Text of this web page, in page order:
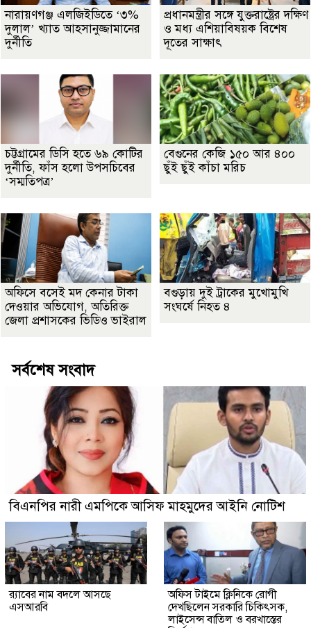
নারায়ণগঞ্জ এলজিইডিতে ‘৩%
দুলাল’ খ্যাত আহসানুজ্জামানের
দুর্নীতি
প্রধানমন্ত্রীর সঙ্গে যুক্তরাষ্ট্রের দক্ষিণ
ও মধ্য এশিয়াবিষয়ক বিশেষ
দূতের সাক্ষাৎ
চট্টগ্রামের ডিসি হতে ৬৯ কোটির
দুর্নীতি, ফাঁস হলো উপসচিবের
‘সম্মতিপত্র’
বেগুনের কেজি ১৫০ আর ৪০০
ছুঁই ছুঁই কাঁচা মরিচ
অফিসে বসেই মদ কেনার টাকা
দেওয়ার অভিযোগ, অতিরিক্ত
জেলা প্রশাসকের ভিডিও ভাইরাল
বগুড়ায় দুই ট্রাকের মুখোমুখি
সংঘর্ষে নিহত ৪
সর্বশেষ সংবাদ
বিএনপির নারী এমপিকে আসিফ মাহমুদের আইনি নোটিশ
র‍্যাবের নাম বদলে আসছে
এসআরবি
অফিস টাইমে ক্লিনিকে রোগী
দেখছিলেন সরকারি চিকিৎসক,
লাইসেন্স বাতিল ও বরখাস্তের